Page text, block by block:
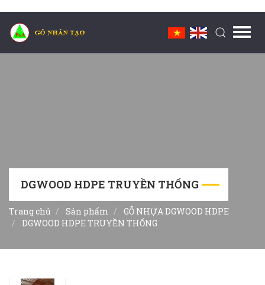
DGWOOD HDPE TRUYỀN THỐNG
Trang chủ Sản phẩm
GỖ NHỰA DGWOOD HDPE
DGWOOD HDPE TRUYỀN THỐNG